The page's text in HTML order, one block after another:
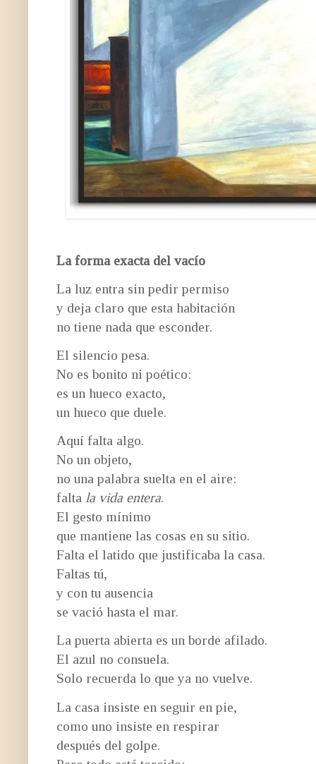
La forma exacta del vacío
La luz entra sin pedir permiso
y deja claro que esta habitación
no tiene nada que esconder.
El silencio pesa.
No es bonito ni poético:
es un hueco exacto,
un hueco que duele.
Aquí falta algo.
No un objeto,
no una palabra suelta en el aire:
falta la vida entera.
El gesto mínimo
que mantiene las cosas en su sitio.
Falta el latido que justificaba la casa.
Faltas tú,
y con tu ausencia
se vació hasta el mar.
La puerta abierta es un borde afilado.
El azul no consuela.
Solo recuerda lo que ya no vuelve.
La casa insiste en seguir en pie,
como uno insiste en respirar
después del golpe.